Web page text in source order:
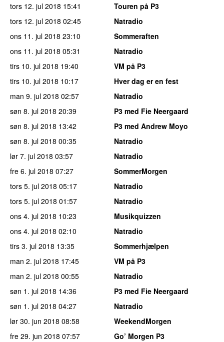
tors 12. jul 2018 15:41
Touren på P3
tors 12. jul 2018 02:45
Natradio
ons 11. jul 2018 23:10
Sommeraften
ons 11. jul 2018 05:31
Natradio
tirs 10. jul 2018 19:40
VM på P3
tirs 10. jul 2018 10:17
Hver dag er en fest
man 9. jul 2018 02:57
Natradio
søn 8. jul 2018 20:39
P3 med Fie Neergaard
søn 8. jul 2018 13:42
P3 med Andrew Moyo
søn 8. jul 2018 00:35
Natradio
lør 7. jul 2018 03:57
Natradio
fre 6. jul 2018 07:27
SommerMorgen
tors 5. jul 2018 05:17
Natradio
tors 5. jul 2018 01:57
Natradio
ons 4. jul 2018 10:23
Musikquizzen
ons 4. jul 2018 02:10
Natradio
tirs 3. jul 2018 13:35
Sommerhjælpen
man 2. jul 2018 17:45
VM på P3
man 2. jul 2018 00:55
Natradio
søn 1. jul 2018 14:36
P3 med Fie Neergaard
søn 1. jul 2018 04:27
Natradio
lør 30. jun 2018 08:58
WeekendMorgen
fre 29. jun 2018 07:57
Go’ Morgen P3